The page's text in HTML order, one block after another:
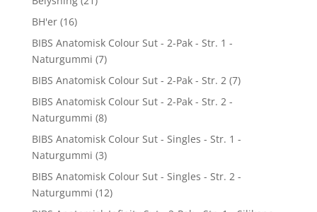
BH'er (16)
BIBS Anatomisk Colour Sut - 2-Pak - Str. 1 -
Naturgummi (7)
BIBS Anatomisk Colour Sut - 2-Pak - Str. 2 (7)
BIBS Anatomisk Colour Sut - 2-Pak - Str. 2 -
Naturgummi (8)
BIBS Anatomisk Colour Sut - Singles - Str. 1 -
Naturgummi (3)
BIBS Anatomisk Colour Sut - Singles - Str. 2 -
Naturgummi (12)